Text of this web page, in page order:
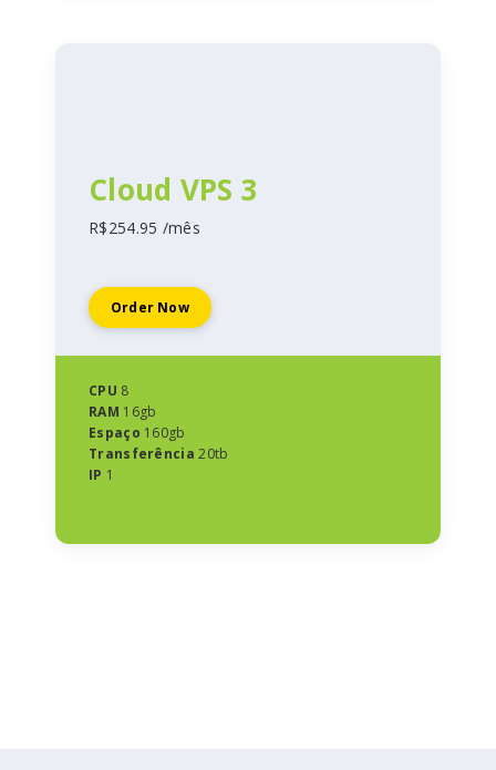
Cloud VPS 3
R$254.95 /mês
Order Now
CPU 8
RAM 16gb
Espaço 160gb
Transferência 20tb
IP 1